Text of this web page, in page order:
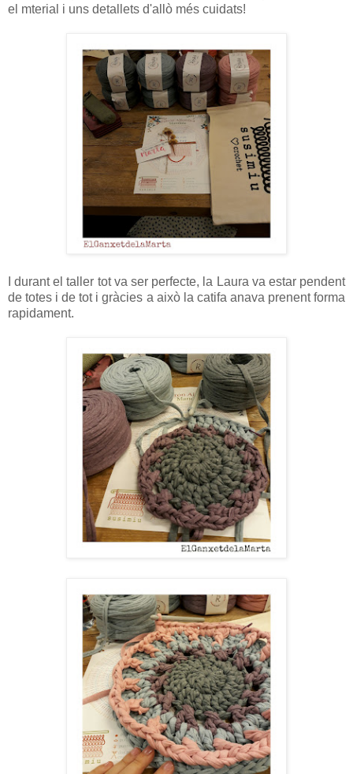
el mterial i uns detallets d'allò més cuidats!
I durant el taller tot va ser perfecte, la Laura va estar pendent
de totes i de tot i gràcies a això la catifa anava prenent forma
rapidament.